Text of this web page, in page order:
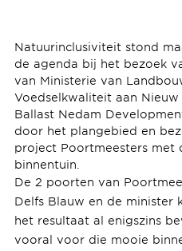
Natuurinclusiviteit stond
de agenda bij het bezoek
van Ministerie van
Voedselkwaliteit aan Nieuw
Ballast Nedam
door het plangebied en
project Poortmeesters met
binnentuin.
De 2 poorten van
Delfs Blauw en de minister
het resultaat al enigszins
vooral voor die mooie